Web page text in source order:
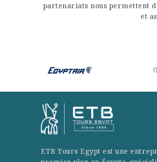
partenariats nous permettent
et
ETB Tours Egypt est une